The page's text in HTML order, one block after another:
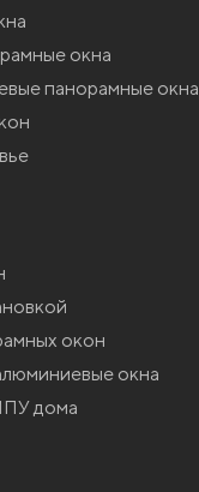
окна
панорамные окна
окон
окна
дома